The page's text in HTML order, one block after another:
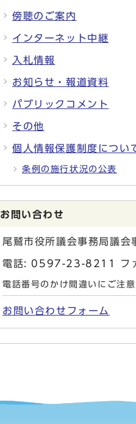
傍聴のご案内
インターネット中継
入札情報
お知らせ・報道資料
パブリックコメント
その他
個人情報保護制度につい
条例の施行状況の公表
お問い合わせ
尾鷲市役所議会事務局議会
電話: 0597-23-8211 フ
電話番号のかけ間違いにご注意
お問い合わせフォーム